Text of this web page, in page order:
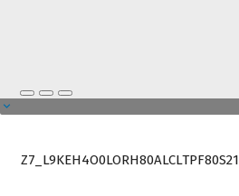
Z7_L9KEH4O0LORH80ALCLTPF80S21